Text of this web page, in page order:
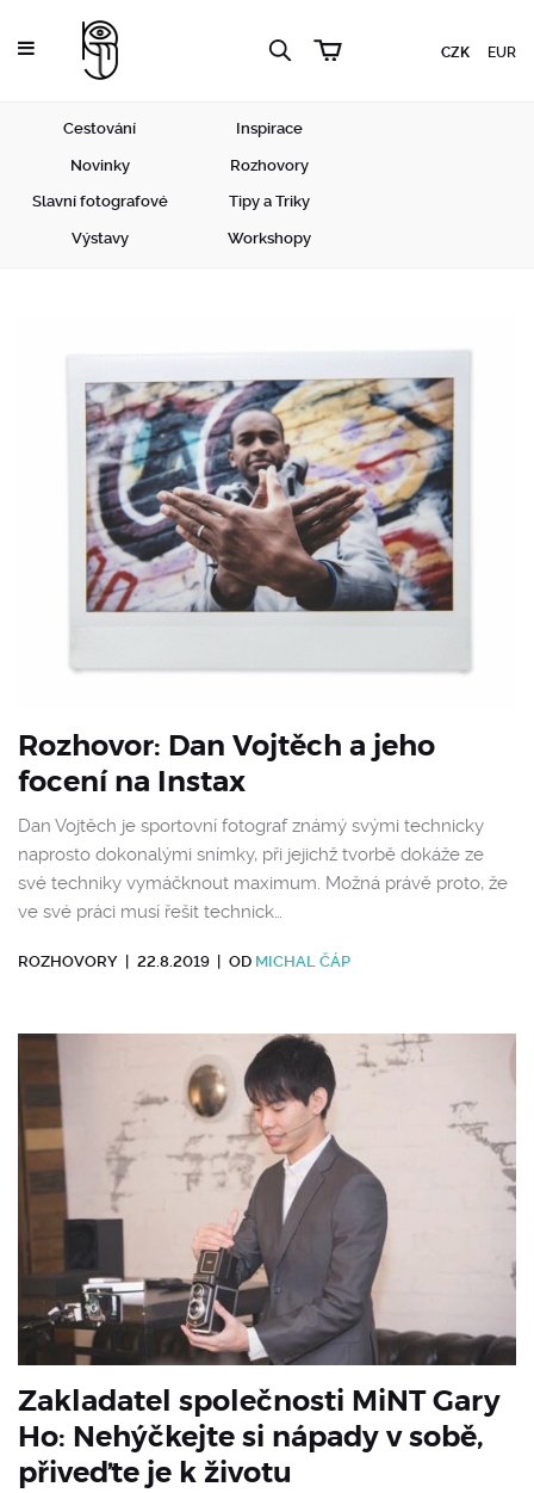
CZK EUR
Cestování Inspirace
Novinky Rozhovory
Slavní fotografové Tipy a Triky
Výstavy Workshopy
Rozhovor: Dan Vojtěch a jeho
focení na Instax
Dan Vojtěch je sportovní fotograf známý svými technicky
naprosto dokonalými snímky, při jejichž tvorbě dokáže ze
své techniky vymáčknout maximum. Možná právě proto, že
ve své práci musí řešit technick…
ROZHOVORY 22.8.2019 OD MICHAL ČÁP
Zakladatel společnosti MiNT Gary
Ho: Nehýčkejte si nápady v sobě,
přiveďte je k životu